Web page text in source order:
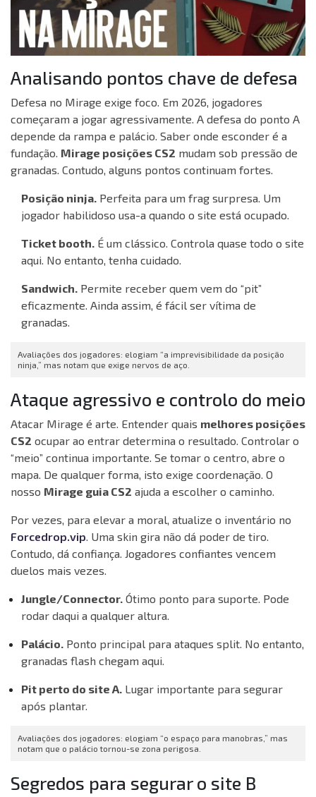
Analisando pontos chave de defesa
Defesa no Mirage exige foco. Em 2026, jogadores
começaram a jogar agressivamente. A defesa do ponto A
depende da rampa e palácio. Saber onde esconder é a
fundação. Mirage posições CS2 mudam sob pressão de
granadas. Contudo, alguns pontos continuam fortes.
Posição ninja. Perfeita para um frag surpresa. Um
jogador habilidoso usa-a quando o site está ocupado.
Ticket booth. É um clássico. Controla quase todo o site
aqui. No entanto, tenha cuidado.
Sandwich. Permite receber quem vem do “pit”
eficazmente. Ainda assim, é fácil ser vítima de
granadas.
Avaliações dos jogadores: elogiam “a imprevisibilidade da posição
ninja,” mas notam que exige nervos de aço.
Ataque agressivo e controlo do meio
Atacar Mirage é arte. Entender quais melhores posições
CS2 ocupar ao entrar determina o resultado. Controlar o
“meio” continua importante. Se tomar o centro, abre o
mapa. De qualquer forma, isto exige coordenação. O
nosso Mirage guia CS2 ajuda a escolher o caminho.
Por vezes, para elevar a moral, atualize o inventário no
Forcedrop.vip. Uma skin gira não dá poder de tiro.
Contudo, dá confiança. Jogadores confiantes vencem
duelos mais vezes.
Jungle/Connector. Ótimo ponto para suporte. Pode
rodar daqui a qualquer altura.
Palácio. Ponto principal para ataques split. No entanto,
granadas flash chegam aqui.
Pit perto do site A. Lugar importante para segurar
após plantar.
Avaliações dos jogadores: elogiam “o espaço para manobras,” mas
notam que o palácio tornou-se zona perigosa.
Segredos para segurar o site B